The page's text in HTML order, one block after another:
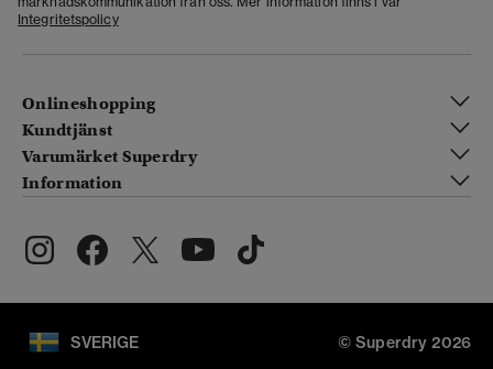
Integritetspolicy
Onlineshopping
Kundtjänst
Varumärket Superdry
Information
SVERIGE © Superdry 2026